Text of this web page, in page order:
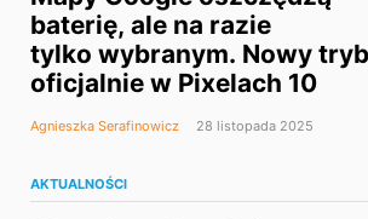
baterię, ale na razie
tylko wybranym. Nowy tryb
oficjalnie w Pixelach 10
Agnieszka Serafinowicz 28 listopada 2025
AKTUALNOŚCI